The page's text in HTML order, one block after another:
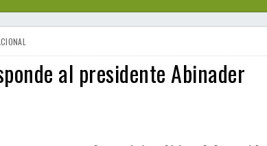
al presidente Abinader